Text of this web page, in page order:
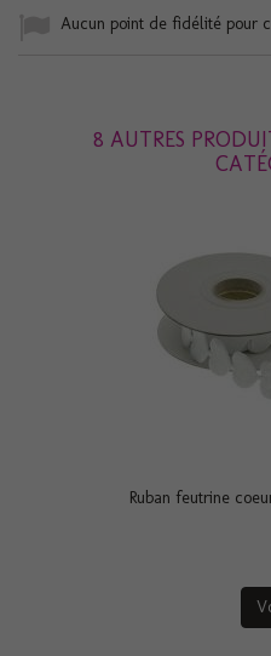
Aucun point de fidélité pour
8 AUTRES
Ruban feutrine